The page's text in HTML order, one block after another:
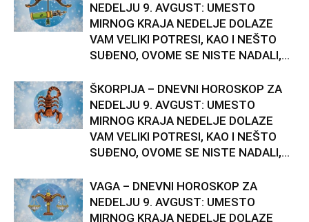
NEDELJU 9. AVGUST: UMESTO
MIRNOG KRAJA NEDELJE DOLAZE
VAM VELIKI POTRESI, KAO I NEŠTO
SUĐENO, OVOME SE NISTE NADALI,...
ŠKORPIJA – DNEVNI HOROSKOP ZA
NEDELJU 9. AVGUST: UMESTO
MIRNOG KRAJA NEDELJE DOLAZE
VAM VELIKI POTRESI, KAO I NEŠTO
SUĐENO, OVOME SE NISTE NADALI,...
VAGA – DNEVNI HOROSKOP ZA
NEDELJU 9. AVGUST: UMESTO
MIRNOG KRAJA NEDELJE DOLAZE